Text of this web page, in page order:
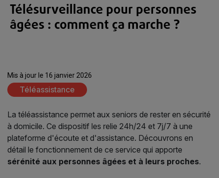
Télésurveillance pour personnes
âgées : comment ça marche ?
Mis à jour le 16 janvier 2026
Téléassistance
La téléassistance permet aux seniors de rester en sécurité
à domicile. Ce dispositif les relie 24h/24 et 7j/7 à une
plateforme d'écoute et d'assistance. Découvrons en
détail le fonctionnement de ce service qui apporte
sérénité aux personnes âgées et à leurs proches.